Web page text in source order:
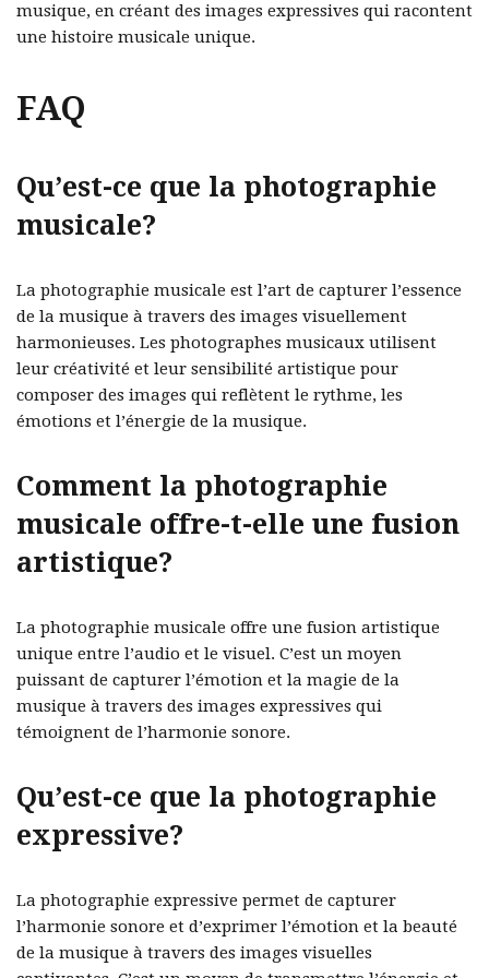
musique, en créant des images expressives qui racontent
une histoire musicale unique.
FAQ
Qu’est-ce que la photographie
musicale?
La photographie musicale est l’art de capturer l’essence
de la musique à travers des images visuellement
harmonieuses. Les photographes musicaux utilisent
leur créativité et leur sensibilité artistique pour
composer des images qui reflètent le rythme, les
émotions et l’énergie de la musique.
Comment la photographie
musicale offre-t-elle une fusion
artistique?
La photographie musicale offre une fusion artistique
unique entre l’audio et le visuel. C’est un moyen
puissant de capturer l’émotion et la magie de la
musique à travers des images expressives qui
témoignent de l’harmonie sonore.
Qu’est-ce que la photographie
expressive?
La photographie expressive permet de capturer
l’harmonie sonore et d’exprimer l’émotion et la beauté
de la musique à travers des images visuelles